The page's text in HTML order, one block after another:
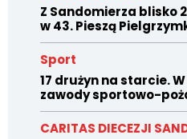
Z Sandomierza blisko
w 43. Pieszą
Sport
17 drużyn na starcie.
zawody sportowo-
CARITAS DIECEZJI